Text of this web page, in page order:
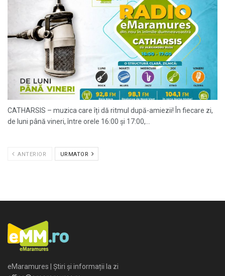
CATHARSIS – muzica care îți dă ritmul după-amiezii! În fiecare zi,
de luni până vineri, între orele 16:00 și 17:00,...
ANTERIOR URMATOR
eMaramures | Știri și informații la zi